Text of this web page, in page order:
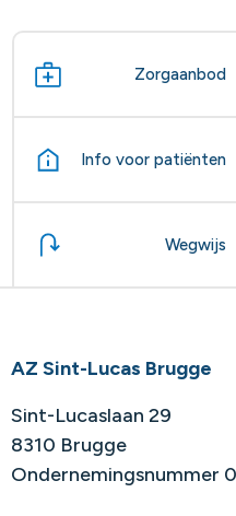
Zorgaanbod
Info voor patiënten
Wegwijs
AZ Sint-Lucas Brugge
Sint-Lucaslaan 29
8310 Brugge
Ondernemingsnummer